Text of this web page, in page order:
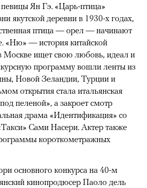
Ян Гэ. «Царь-птица»
якутской деревни в 1930-х годах,
птица — орел — начинают
«Ню» — история китайской
Москве ищет свою любовь, идеал и
программу вошли ленты из
Новой Зеландии, Турции и
открытия стала итальянская
пеленой», а закроет смотр
драма «Идентификация» со
Сами Насери. Актер также
короткометражных
основного конкурса на 40-м
кинопродюсер Паоло дель